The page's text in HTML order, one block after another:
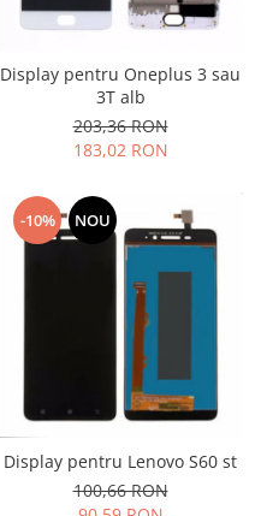
Display pentru Oneplus 3 sau
3T alb
203,36 RON
183,02 RON
-10% NOU
Display pentru Lenovo S60 st
100,66 RON